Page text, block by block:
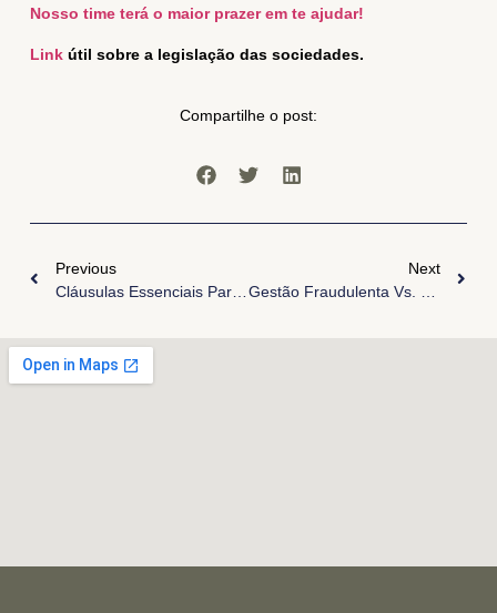
Nosso time terá o maior prazer em te ajudar!
Linkútil sobre a legislação das sociedades.
Compartilhe o post:
Previous
Cláusulas Essenciais Para Um Contrato De Sociedade: Entenda O Que Não Pode Faltar
Next